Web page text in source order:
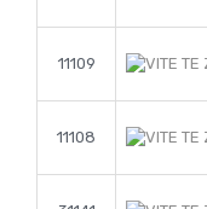
11109
11108